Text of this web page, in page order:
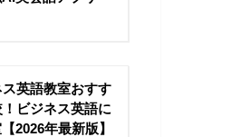
ス英語教室おすす
ビジネス英語に
2026年最新版】